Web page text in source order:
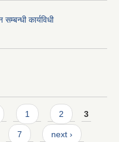
कार्यविधी
1 2 3
7 next ›